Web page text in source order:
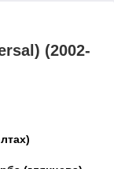
(2002-